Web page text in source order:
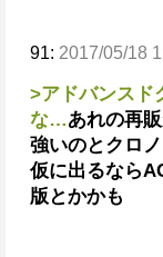
91: 2017/05/18
>アドバンスド
な…あれの再
強いのとクロ
仮に出るなら
版とかかも